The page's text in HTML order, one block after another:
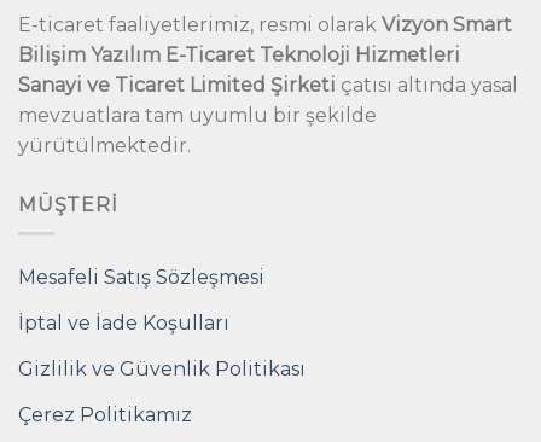
E-ticaret faaliyetlerimiz, resmi olarak Vizyon Smart
Bilişim Yazılım E-Ticaret Teknoloji Hizmetleri
Sanayi ve Ticaret Limited Şirketi çatısı altında yasal
mevzuatlara tam uyumlu bir şekilde
yürütülmektedir.
MÜŞTERI
Mesafeli Satış Sözleşmesi
İptal ve İade Koşulları
Gizlilik ve Güvenlik Politikası
Çerez Politikamız